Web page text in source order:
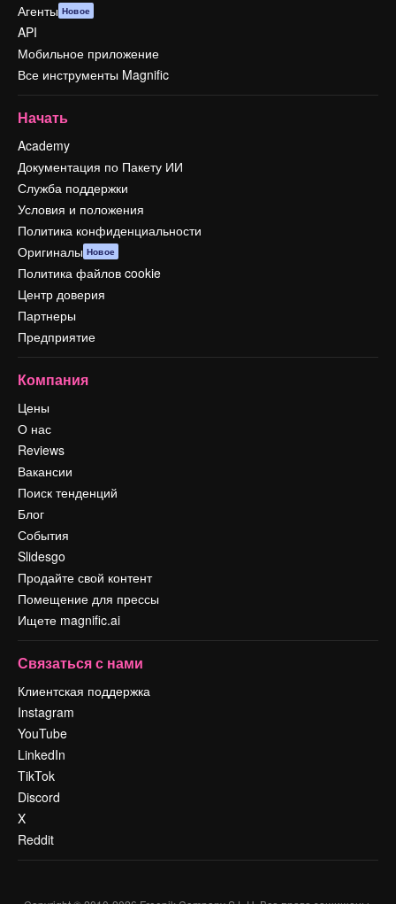
Агенты Новое
API
Мобильное приложение
Все инструменты Magnific
Начать
Academy
Документация по Пакету ИИ
Служба поддержки
Условия и положения
Политика конфиденциальности
Оригиналы Новое
Политика файлов cookie
Центр доверия
Партнеры
Предприятие
Компания
Цены
О нас
Reviews
Вакансии
Поиск тенденций
Блог
События
Slidesgo
Продайте свой контент
Помещение для прессы
Ищете magnific.ai
Связаться с нами
Клиентская поддержка
Instagram
YouTube
LinkedIn
TikTok
Discord
X
Reddit